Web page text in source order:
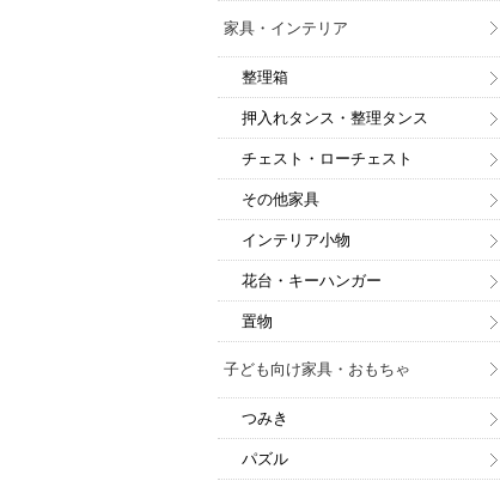
家具・インテリア
整理箱
押入れタンス・整理タンス
チェスト・ローチェスト
その他家具
インテリア小物
花台・キーハンガー
置物
子ども向け家具・おもちゃ
つみき
パズル